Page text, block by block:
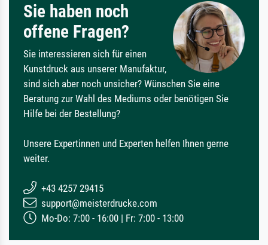
Sie haben noch
offene Fragen?
Sie interessieren sich für einen
Kunstdruck aus unserer Manufaktur,
sind sich aber noch unsicher? Wünschen Sie eine
Beratung zur Wahl des Mediums oder benötigen Sie
Hilfe bei der Bestellung?
Unsere Expertinnen und Experten helfen Ihnen gerne
weiter.
+43 4257 29415
support@meisterdrucke.com
Mo-Do: 7:00 - 16:00 | Fr: 7:00 - 13:00